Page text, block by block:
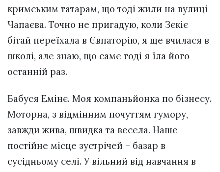
кримським татарам, що тоді жили на вулиці
Чапаєва. Точно не пригадую, коли Зєкіє
бітай переїхала в Євпаторію, я ще вчилася в
школі, але знаю, що саме тоді я їла його
останній раз.
Бабуся Емінє. Моя компаньйонка по бізнесу.
Моторна, з відмінним почуттям гумору,
завжди жива, швидка та весела. Наше
постійне місце зустрічей – базар в
сусідньому селі. У вільний від навчання в